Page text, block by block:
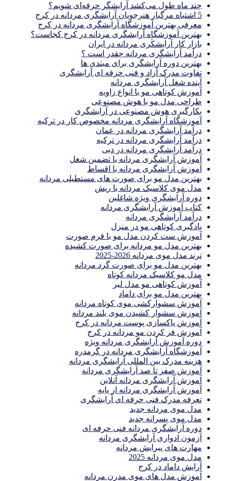
چند ماه طول می‌کشد آرایشگر حرفه‌ای شویم؟
5 اشتباه مرگبار هنرجویان آرایشگری مردانه در کرج
معرفی بهترین آموزشگاه آرایشگری مردانه در کرج
بهترین آموزشگاه آرایشگری مردانه در کرج کجاست؟
بازار كار آرايشكَرى مردانه در ايران
درآمد آرایشگری مردانه چقدر است ؟
بهترین دوره آرایشگری برای مبتدی ها
تفاوت مدرک آزاد و فنی حرفه ای آرایشگری
آینده شغل آرایشگری مردانه
آموزش کوتاهی مو با انواع زاویه
طراحی مدل مو با هوش مصنوعی
بکارگیری هوش مصنوعی در آرایشگری
آموزشگاه آرایشگری مردانه مخصوص کار در ترکیه
درآمد آرایشگری مردانه در عمان
درآمد آرایشگری مردانه در ترکیه
درآمد آرایشگری مردانه در دبی
آموزش آرایشگری مردانه با تضمین شغل
آموزش آرایشگری مردانه با اقساط
بهترین مدل مو برای صورت های مستطیلی مردانه
مدل موی کلاسیک مردانه با ریش
دوره آرایشگری ویژه شاغلین
کتاب آموزش آرایشگری مردانه
درآمد آرایشگری مردانه
یادگیری كوتاهى مو در منزل
آموزش ست كردن مدل مو با فرم صورت
بهترین مدل مو مردانه برای صورت کشیده
ترند مدل موی مردانه 2026-2025
بهترين مدل مو براى صورت گرد مردانه
مدل مو کلاسیک مردانه کوتاه
آموزش کوتاهی مو مدل لیر
بهترین مدل مو برای داماد
آموزش سشوارکشی موی کوتاه مردانه
آموزش سشوار کشیدن موی بلند مردانه
آموزش پاکسازی پوست مردانه در کرج
آموزش فر کردن مو مردانه در کرج
دوره آموزش آرایشگری مردانه ویژه
آموزشگاه آرایشگری مردانه در گرمدره
هزینه مدرک بین المللی آرایشگری مردانه
آموزش صفر تا صد آرایشگری مردانه
آموزش آرایشگری مردانه آنلاین
آموزش آرایشگری مردانه از پایه
تعرفه مدرک فنی حرفه ای آرایشگری
مدل موی مردانه جدید
مدل موی پسرانه جدید
دوره آرایشگری مردانه فنی حرفه ای
آزمون ادواری آرایشگری مردانه
مهارت های پیرایش مردانه
مدل موی مردانه 2025
آرایش داماد در کرج
آموزش مدل های موی مدرن مردانه